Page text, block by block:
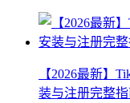
【2026最新】
装与注册完整指